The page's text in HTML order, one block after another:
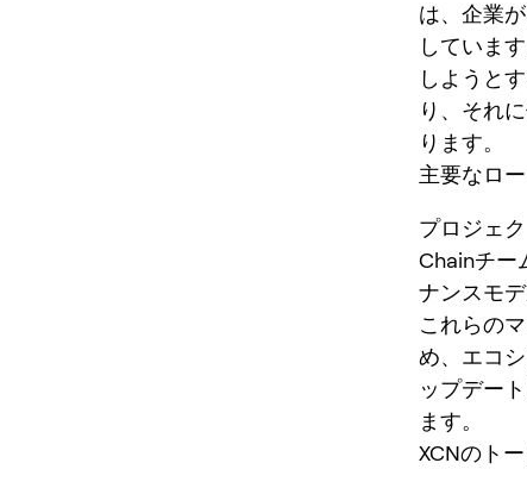
は、企業
していま
しようと
り、それ
ります。
主要なロ
プロジェ
Chainチー
ナンスモ
これらの
め、エコ
ップデー
ます。
XCNのト